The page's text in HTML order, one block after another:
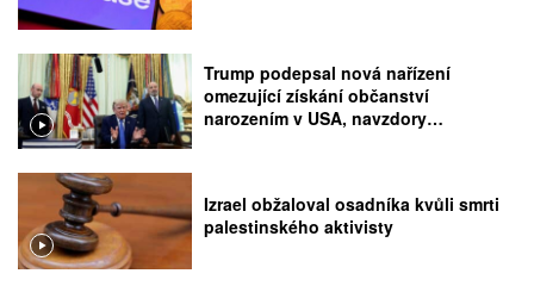
Trump podepsal nová nařízení
omezující získání občanství
narozením v USA, navzdory
Izrael obžaloval osadníka kvůli smrti
palestinského aktivisty